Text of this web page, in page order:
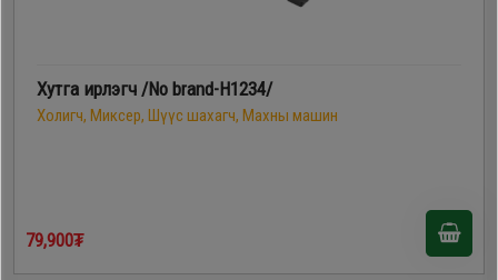
Хутга ирлэгч /No brand-H1234/
Холигч, Миксер, Шүүс шахагч, Махны машин
79,900₮